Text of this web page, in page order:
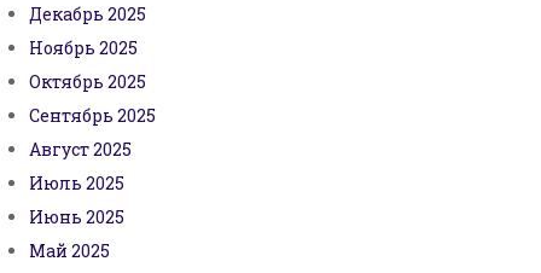
Декабрь 2025
Ноябрь 2025
Октябрь 2025
Сентябрь 2025
Август 2025
Июль 2025
Июнь 2025
Май 2025